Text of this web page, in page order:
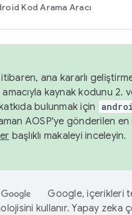
Kod Arama Aracı
ana kararlı
kaynak kodunu 2.
bulunmak için
AOSP'ye gönderilen
başlıklı makaleyi inceleyin.
Google, içerikleri
kullanır. Yapay zeka